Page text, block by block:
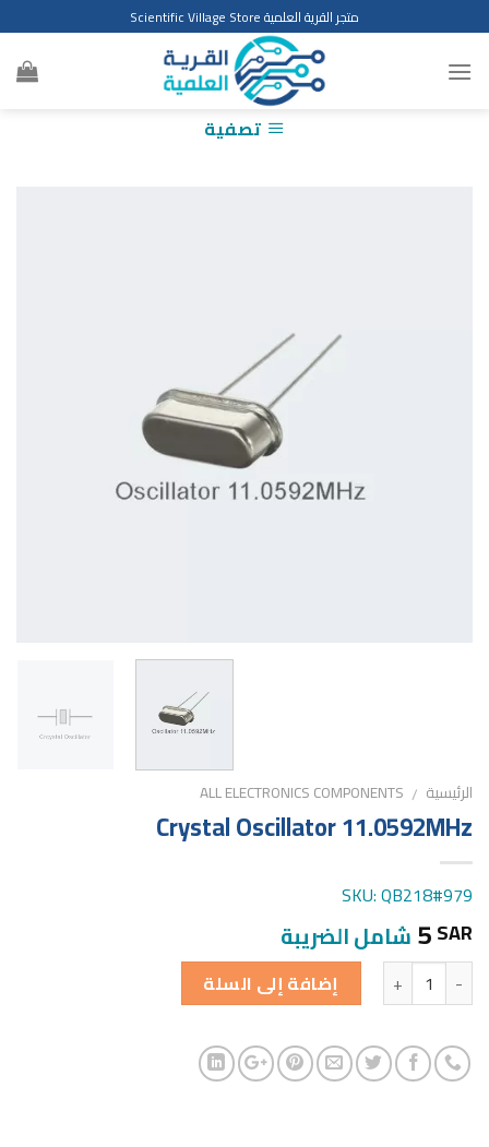
to
content
متجر القرية العلمية Scientific Village Store
تصفية
الرئيسية /
ALL ELECTRONICS COMPONENTS
Crystal Oscillator 11.0592MHz
SKU: QB218#979
5SAR شامل الضريبة
الكمية إضافة إلى السلة